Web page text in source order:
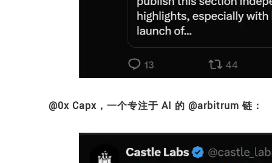
@0x Capx，一个专注于 AI 的 @arbitrum 链：